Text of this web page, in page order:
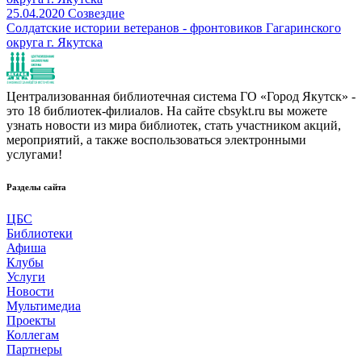
25.04.2020 Созвездие
Солдатские истории ветеранов - фронтовиков Гагаринского
округа г. Якутска
Централизованная библиотечная система ГО «Город Якутск» -
это 18 библиотек-филиалов. На сайте cbsykt.ru вы можете
узнать новости из мира библиотек, стать участником акций,
мероприятий, а также воспользоваться электронными
услугами!
Разделы сайта
ЦБС
Библиотеки
Афиша
Клубы
Услуги
Новости
Мультимедиа
Проекты
Коллегам
Партнеры